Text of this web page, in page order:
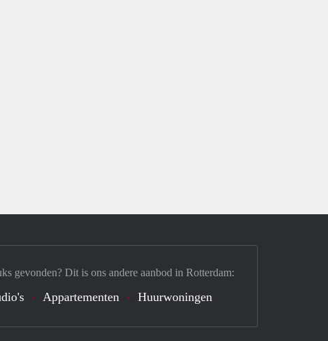
gevonden? Dit is ons andere aanbod in Rotterdam:
Appartementen Huurwoningen